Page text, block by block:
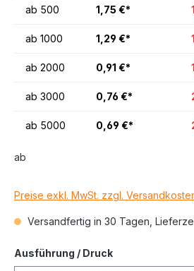
ab 500 1,75 €*
ab 1000 1,29 €*
ab 2000 0,91 €*
ab 3000 0,76 €*
ab 5000 0,69 €*
ab
Preise exkl. MwSt. zzgl.
Versandfertig in 30 Tagen,
Ausführung / Druck